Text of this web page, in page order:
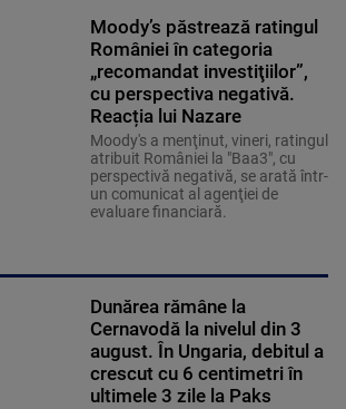
Moody’s păstrează ratingul
României în categoria
„recomandat investiţiilor”,
cu perspectiva negativă.
Reacția lui Nazare
Moody's a menţinut, vineri, ratingul
atribuit României la "Baa3", cu
perspectivă negativă, se arată într-
un comunicat al agenţiei de
evaluare financiară.
Dunărea rămâne la
Cernavodă la nivelul din 3
august. În Ungaria, debitul a
crescut cu 6 centimetri în
ultimele 3 zile la Paks